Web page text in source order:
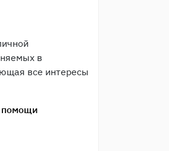
в
все интересы
помощи